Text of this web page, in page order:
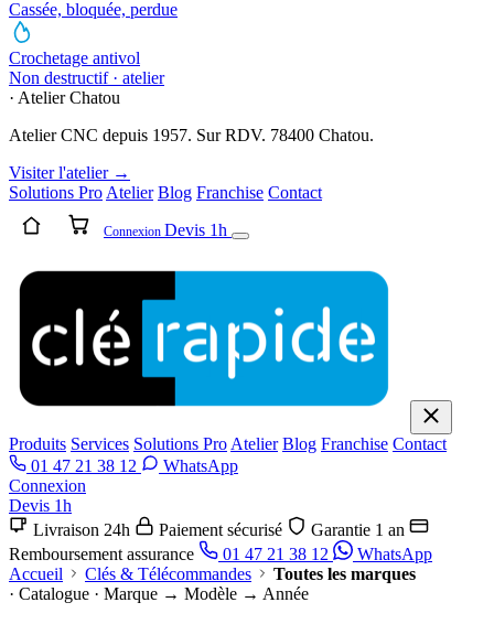
Cassée, bloquée, perdue
Crochetage antivol
Non destructif · atelier
· Atelier Chatou
Atelier CNC depuis 1957. Sur RDV. 78400 Chatou.
Visiter l'atelier →
Solutions Pro Atelier Blog Franchise Contact
Connexion Devis 1h
Produits Services Solutions Pro Atelier Blog Franchise Contact
01 47 21 38 12
WhatsApp
Connexion
Devis 1h
Livraison 24h
Paiement sécurisé
Garantie 1 an
Remboursement assurance
01 47 21 38 12
WhatsApp
Accueil
Clés & Télécommandes
Toutes les marques
· Catalogue · Marque → Modèle → Année